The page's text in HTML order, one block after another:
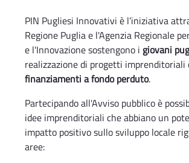
PIN Pugliesi Innovativi è l’iniziativa
Regione Puglia e l'Agenzia Regionale
e l'Innovazione sostengono i giovani
realizzazione di progetti imprenditoriali
finanziamenti a fondo perduto.
Partecipando all'Avviso pubblico è
idee imprenditoriali che abbiano un
impatto positivo sullo sviluppo locale
aree: